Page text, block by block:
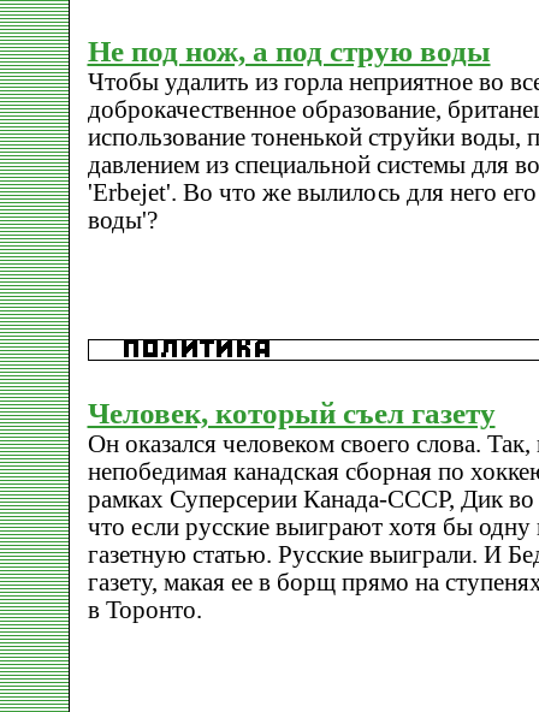
Не под нож, а под струю воды
Чтобы удалить из горла неприятное во
доброкачественное образование,
использование тоненькой струйки
давлением из специальной системы для
'Erbejet'. Во что же вылилось для него
воды'?
Человек, который съел газету
Он оказался человеком своего слова.
непобедимая канадская сборная по
рамках Суперсерии Канада-СССР, Дик во
что если русские выиграют хотя бы одну
газетную статью. Русские выиграли. И
газету, макая ее в борщ прямо на
в Торонто.